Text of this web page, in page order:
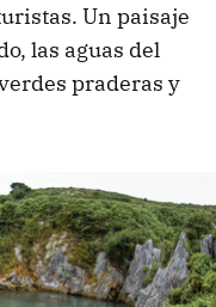
Un paisaje
las aguas del
praderas y